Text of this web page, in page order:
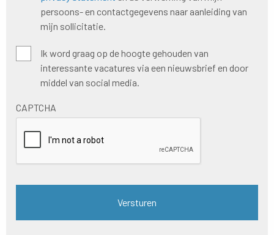
persoons- en contactgegevens naar aanleiding van
mijn sollicitatie.
Hoogte
houden
nieuwsbrief
Ik word graag op de hoogte gehouden van
interessante vacatures via een nieuwsbrief en door
middel van social media.
CAPTCHA